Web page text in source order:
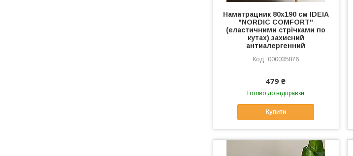
Наматрацник 80х190 см IDEIA
"NORDIC СOMFORT"
(еластичними стрічками по
кутах) захисний
антиалергенний
000035876
479 ₴
Готово до відправки
Купити